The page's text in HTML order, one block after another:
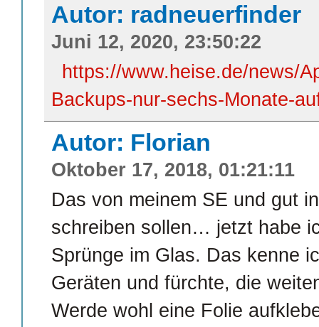
Autor: radneuerfinder
Juni 12, 2020, 23:50:22
https://www.heise.de/news/
Backups-nur-sechs-Monate-
Autor: Florian
Oktober 17, 2018, 01:21:11
Das von meinem SE und gut
schreiben sollen… jetzt habe
Sprünge im Glas. Das kenne
Geräten und fürchte, die
Werde wohl eine Folie